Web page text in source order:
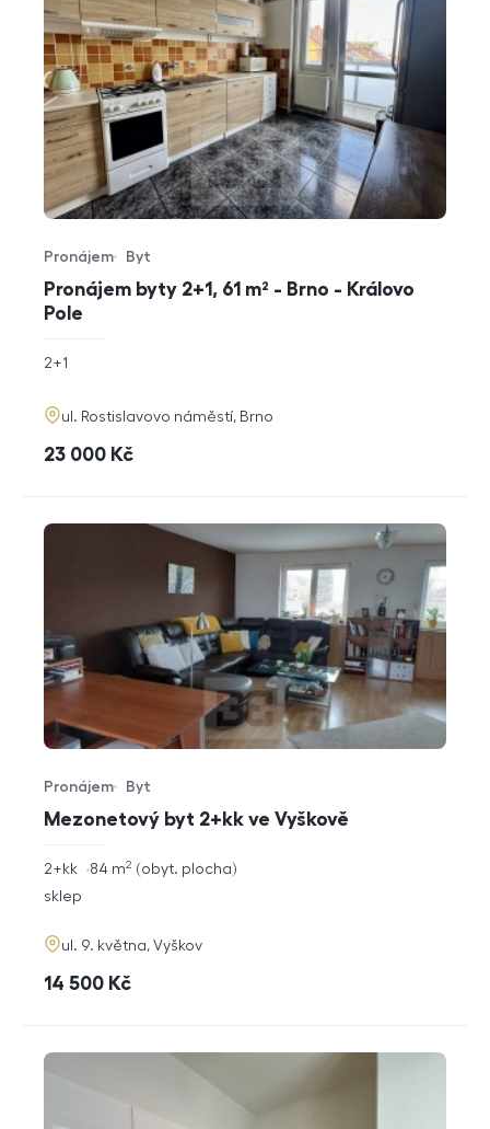
Pronájem byty 2+1, 61 m² - Brno - Královo
Pole
Typ nabídky
Pronájem
Typ nemovitosti
Byt
rozměry
dispozice
2+1
adresa
ul. Rostislavovo náměstí, Brno
cena
23 000 Kč
Mezonetový byt 2+kk ve Vyškově
Typ nabídky
Pronájem
Typ nemovitosti
Byt
rozměry
2+kk obyt. plocha
84 m2
funkce
sklep
adresa
ul. 9. května, Vyškov
cena
14 500 Kč